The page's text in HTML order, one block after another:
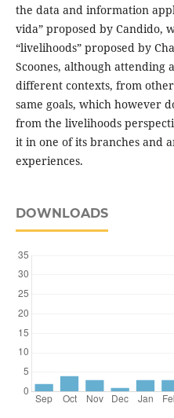
the data and information
vida” proposed by Candido,
“livelihoods” proposed by
Scoones, although
different contexts, from
same goals, which however
from the livelihoods
it in one of its branches and
experiences.
DOWNLOADS